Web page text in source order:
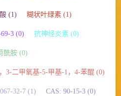
(1) 糊状叶绿素 (1)
3 (0) 抗神经炎素 (0)
酰胺 (0)
3-二甲氧基-5-甲基-1，4-苯醌 (0)
32-7 (1) CAS: 90-15-3 (0)